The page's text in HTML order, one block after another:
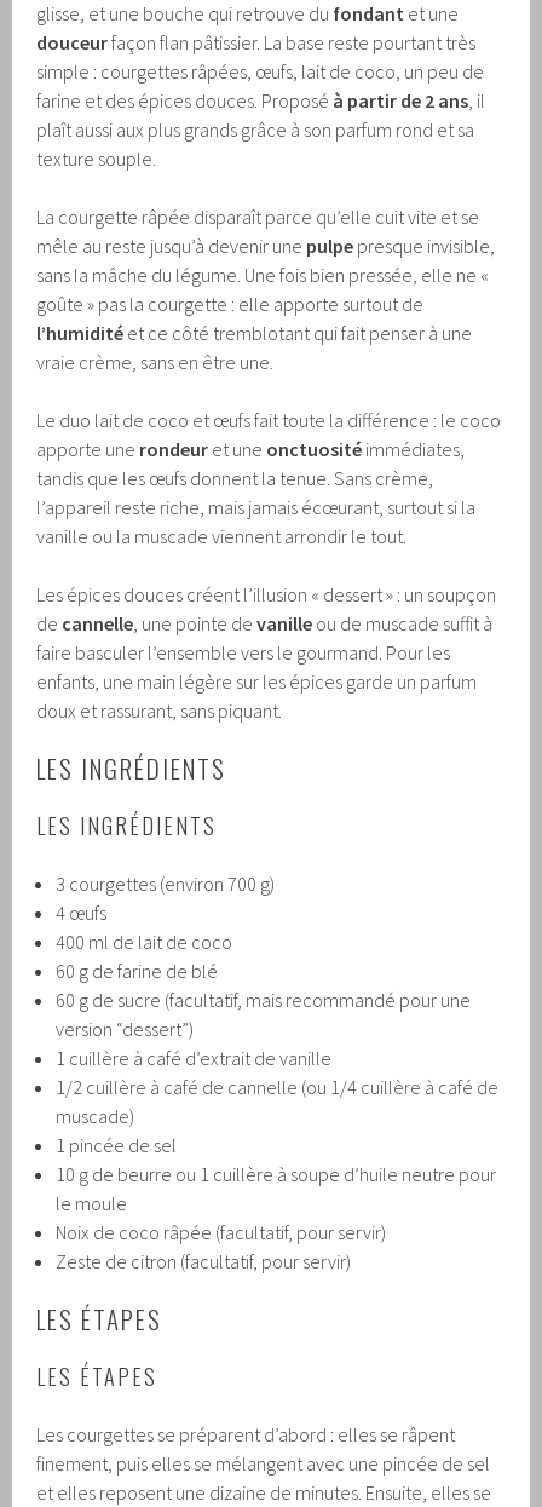
glisse, et une bouche qui retrouve du fondant et une
douceurfaçon flan pâtissier. La base reste pourtant très
simple : courgettes râpées, œufs, lait de coco, un peu de
farine et des épices douces. Proposé à partir de 2 ans, il
plaît aussi aux plus grands grâce à son parfum rond et sa
texture souple.
La courgette râpée disparaît parce qu’elle cuit vite et se
mêle au reste jusqu’à devenir une pulpe presque invisible,
sans la mâche du légume. Une fois bien pressée, elle ne «
goûte » pas la courgette : elle apporte surtout de
l’humidité et ce côté tremblotant qui fait penser à une
vraie crème, sans en être une.
Le duo lait de coco et œufs fait toute la différence : le coco
apporte une rondeur et une onctuosité immédiates,
tandis que les œufs donnent la tenue. Sans crème,
l’appareil reste riche, mais jamais écœurant, surtout si la
vanille ou la muscade viennent arrondir le tout.
Les épices douces créent l’illusion « dessert » : un soupçon
de cannelle, une pointe devanille ou de muscade suffit à
faire basculer l’ensemble vers le gourmand. Pour les
enfants, une main légère sur les épices garde un parfum
doux et rassurant, sans piquant.
LES INGRÉDIENTS
LES INGRÉDIENTS
3 courgettes (environ 700 g)
4 œufs
400 ml de lait de coco
60 g de farine de blé
60 g de sucre (facultatif, mais recommandé pour une
version “dessert”)
1 cuillère à café d’extrait de vanille
1/2 cuillère à café de cannelle (ou 1/4 cuillère à café de
muscade)
1 pincée de sel
10 g de beurre ou 1 cuillère à soupe d’huile neutre pour
le moule
Noix de coco râpée (facultatif, pour servir)
Zeste de citron (facultatif, pour servir)
LES ÉTAPES
LES ÉTAPES
Les courgettes se préparent d’abord : elles se râpent
finement, puis elles se mélangent avec une pincée de sel
et elles reposent une dizaine de minutes. Ensuite, elles se